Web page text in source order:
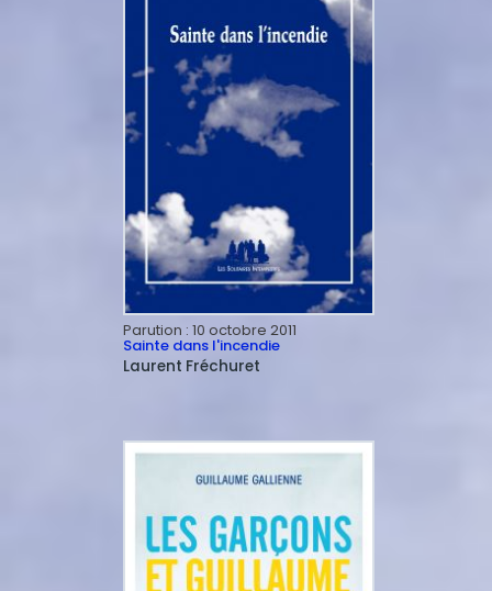
Parution : 10 octobre 2011
Sainte dans l'incendie
Laurent Fréchuret